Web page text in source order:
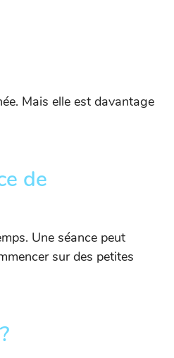
Mais elle est davantage
de
Une séance peut
sur des petites